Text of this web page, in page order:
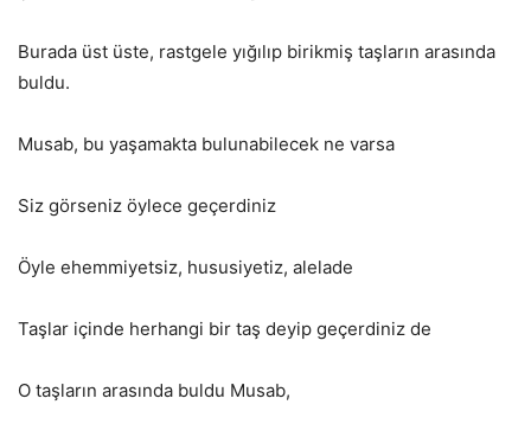
Burada üst üste, rastgele yığılıp birikmiş taşların arasında
buldu.
Musab, bu yaşamakta bulunabilecek ne varsa
Siz görseniz öylece geçerdiniz
Öyle ehemmiyetsiz, hususiyetiz, alelade
Taşlar içinde herhangi bir taş deyip geçerdiniz de
O taşların arasında buldu Musab,